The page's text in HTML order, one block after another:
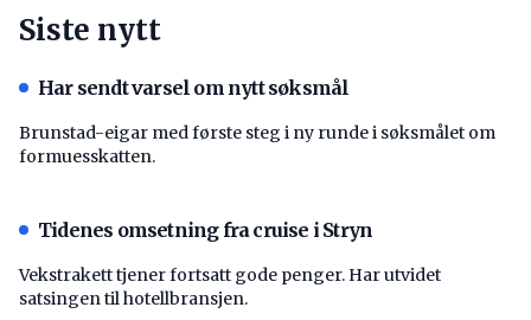
Siste nytt
Har sendt varsel om nytt søksmål
Brunstad-eigar med første steg i ny runde i søksmålet om
formuesskatten.
Tidenes omsetning fra cruise i Stryn
Vekstrakett tjener fortsatt gode penger. Har utvidet
satsingen til hotellbransjen.